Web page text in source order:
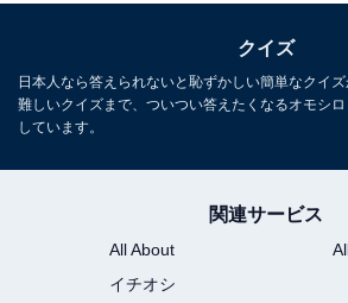
クイズ
日本人なら答えられないと恥ずかしい簡単なクイ
難しいクイズまで、ついつい答えたくなるオモシ
しています。
関連サービス
All About
イチオシ